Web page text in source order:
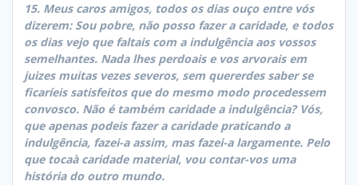
15. Meus caros amigos, todos os dias ouço entre vós
dizerem: Sou pobre, não posso fazer a caridade, e todos
os dias vejo que faltais com a indulgência aos vossos
semelhantes. Nada lhes perdoais e vos arvorais em
juizes muitas vezes severos, sem quererdes saber se
ficaríeis satisfeitos que do mesmo modo procedessem
convosco. Não é também caridade a indulgência? Vós,
que apenas podeis fazer a caridade praticando a
indulgência, fazei-a assim, mas fazei-a largamente. Pelo
que tocaà caridade material, vou contar-vos uma
história do outro mundo.